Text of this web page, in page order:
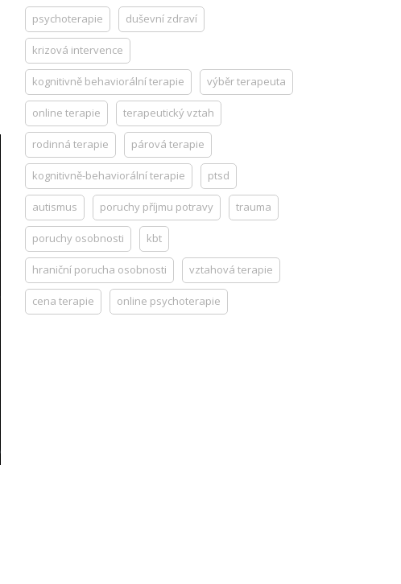
psychoterapie duševní zdraví
krizová intervence
kognitivně behaviorální terapie výběr terapeuta
online terapie terapeutický vztah
rodinná terapie párová terapie
kognitivně-behaviorální terapie ptsd
autismus poruchy příjmu potravy trauma
poruchy osobnosti kbt
hraniční porucha osobnosti vztahová terapie
cena terapie online psychoterapie